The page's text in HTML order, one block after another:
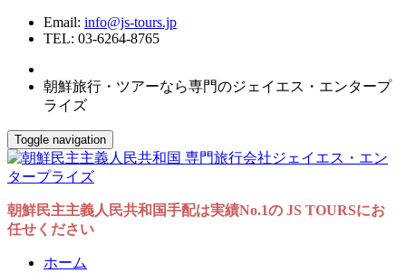
Email: info@js-tours.jp
TEL: 03-6264-8765
朝鮮旅行・ツアーなら専門のジェイエス・エンタープ
ライズ
Toggle navigation
朝鮮民主主義人民共和国手配は実績No.1の JS TOURSにお
任せください
ホーム